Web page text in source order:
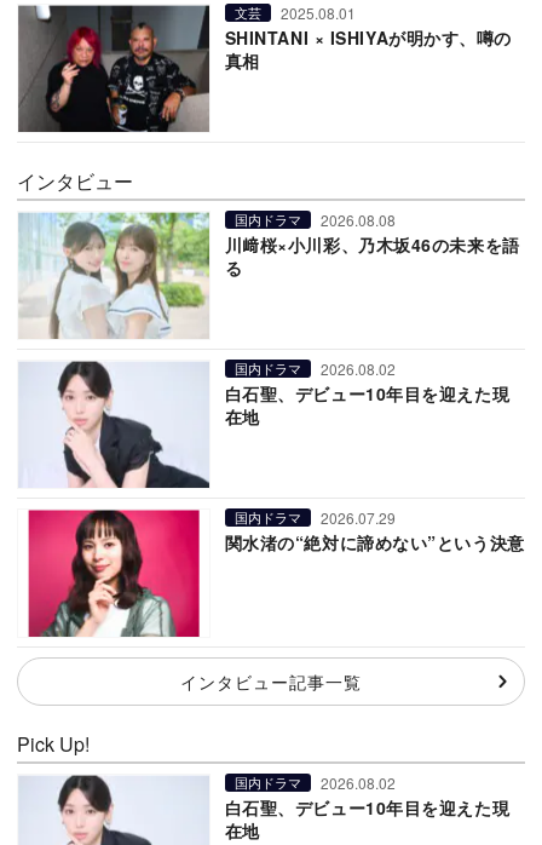
文芸 2025.08.01
SHINTANI × ISHIYAが明かす、噂の
真相
インタビュー
国内ドラマ 2026.08.08
川﨑桜×小川彩、乃木坂46の未来を語
る
国内ドラマ 2026.08.02
白石聖、デビュー10年目を迎えた現
在地
国内ドラマ 2026.07.29
関水渚の“絶対に諦めない”という決意
インタビュー記事一覧
Pick Up!
国内ドラマ 2026.08.02
白石聖、デビュー10年目を迎えた現
在地